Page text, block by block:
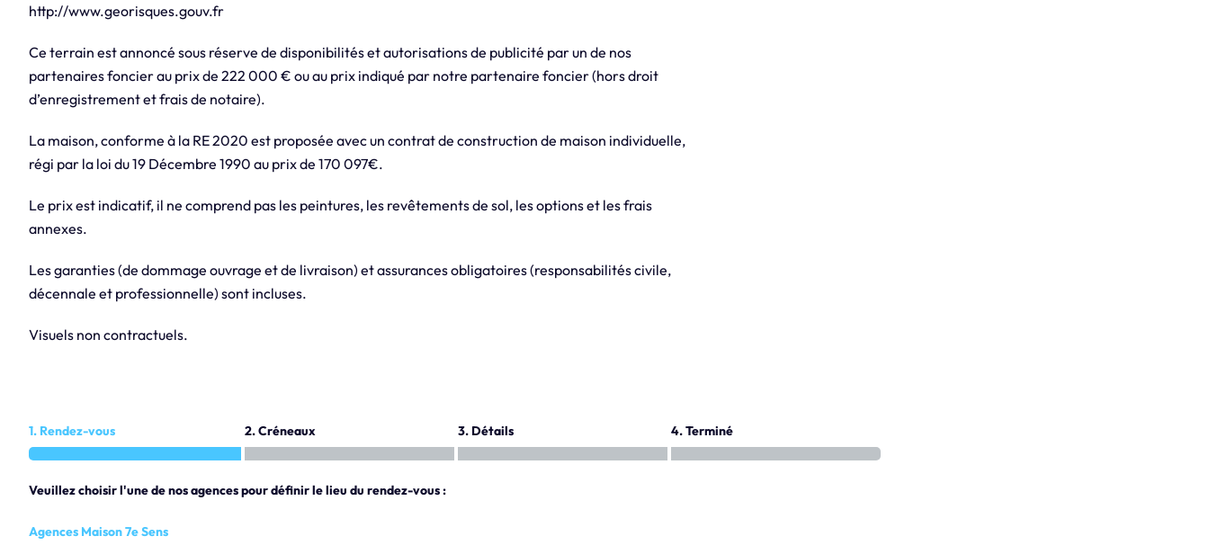
http://www.georisques.gouv.fr
Ce terrain est annoncé sous réserve de disponibilités et autorisations de publicité par un de nos
partenaires foncier au prix de 222 000 € ou au prix indiqué par notre partenaire foncier (hors droit
d’enregistrement et frais de notaire).
La maison, conforme à la RE 2020 est proposée avec un contrat de construction de maison individuelle,
régi par la loi du 19 Décembre 1990 au prix de 170 097€.
Le prix est indicatif, il ne comprend pas les peintures, les revêtements de sol, les options et les frais
annexes.
Les garanties (de dommage ouvrage et de livraison) et assurances obligatoires (responsabilités civile,
décennale et professionnelle) sont incluses.
Visuels non contractuels.
1. Rendez-vous 2. Créneaux 3. Détails 4. Terminé
Veuillez choisir l'une de nos agences pour définir le lieu du rendez-vous :
Agences Maison 7e Sens